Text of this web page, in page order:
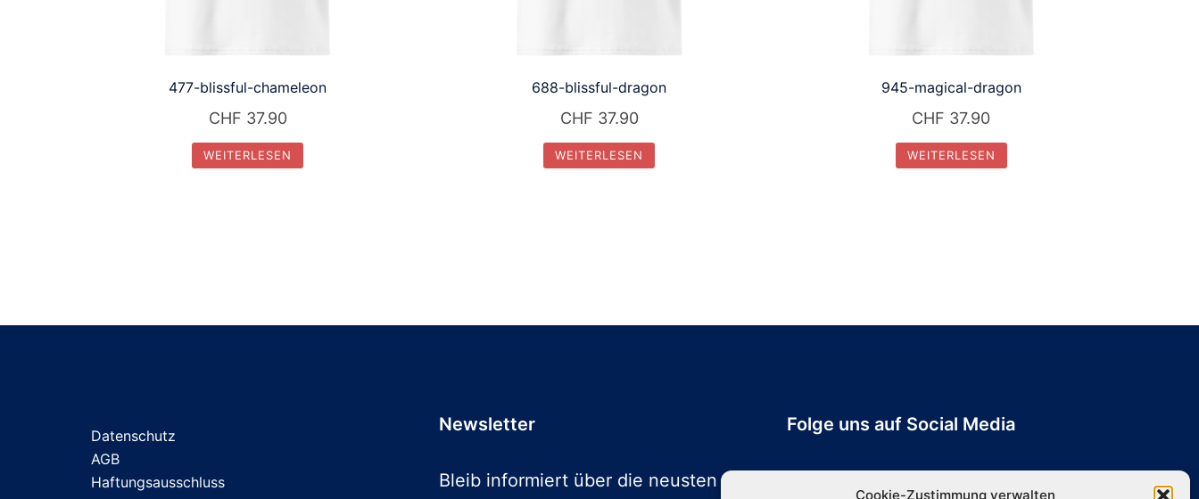
Cookie-Zustimmung verwalten
477-blissful-chameleon
CHF 37.90
WEITERLESEN
688-blissful-dragon
CHF 37.90
WEITERLESEN
945-magical-dragon
CHF 37.90
WEITERLESEN
Datenschutz
AGB
Haftungsausschluss
Newsletter
Bleib informiert über die neusten
Folge uns auf Social Media